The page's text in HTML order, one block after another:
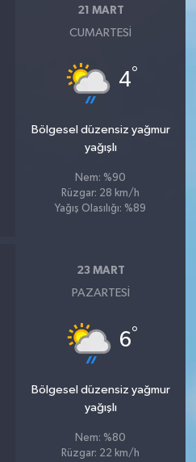
21 MART
CUMARTESI
4°
Bölgesel düzensiz yağmur
yağışlı
Nem: %90
Rüzgar: 28 km/h
Yağış Olasılığı: %89
23 MART
PAZARTESI
6°
Bölgesel düzensiz yağmur
yağışlı
Nem: %80
Rüzgar: 22 km/h